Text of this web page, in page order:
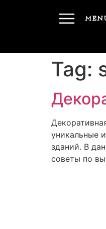
Tag:
уникальные
зданий. В
советы по